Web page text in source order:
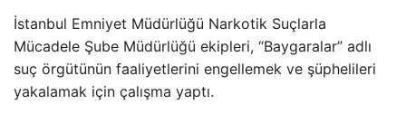
İstanbul Emniyet Müdürlüğü Narkotik Suçlarla
Mücadele Şube Müdürlüğü ekipleri, “Baygaralar” adlı
suç örgütünün faaliyetlerini engellemek ve şüphelileri
yakalamak için çalışma yaptı.